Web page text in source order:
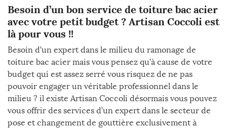
Besoin d’un bon service de toiture bac acier
avec votre petit budget ? Artisan Coccoli est
là pour vous !!
Besoin d’un expert dans le milieu du ramonage de
toiture bac acier mais vous pensez qu’à cause de votre
budget qui est assez serré vous risquez de ne pas
pouvoir engager un véritable professionnel dans le
milieu ? il existe Artisan Coccoli désormais vous pouvez
vous offrir des services d’un expert dans le secteur de
pose et changement de gouttière exclusivement à